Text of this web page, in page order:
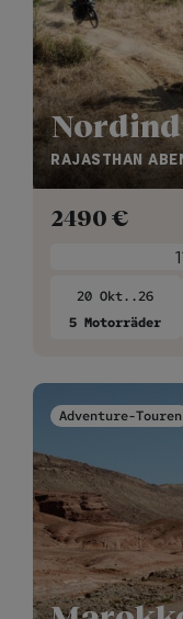
RAJASTHAN
2490 €
20 Okt..26
5 Motorräder
Adventure-Touren